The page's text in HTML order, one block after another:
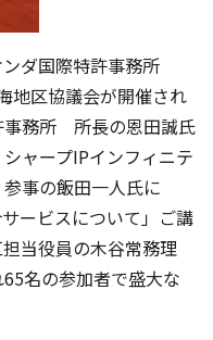
ダ国際特許事務所
地区協議会が開催され
事務所 所長の恩田誠氏
ャープIPインフィニテ
事の飯田一人氏に
ービスについて」ご講
当役員の木谷常務理
名の参加者で盛大な